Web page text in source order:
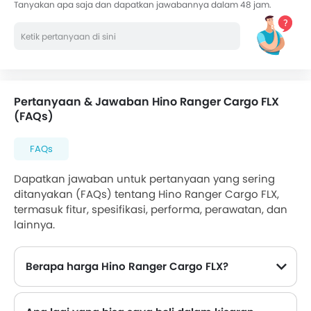
Tanyakan apa saja dan dapatkan jawabannya dalam 48 jam.
Pertanyaan & Jawaban Hino Ranger Cargo FLX
(FAQs)
FAQs
Dapatkan jawaban untuk pertanyaan yang sering
ditanyakan (FAQs) tentang Hino Ranger Cargo FLX,
termasuk fitur, spesifikasi, performa, perawatan, dan
lainnya.
Berapa harga Hino Ranger Cargo FLX?